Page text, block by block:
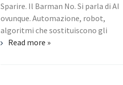
Sparire. Il Barman No. Si parla di AI
ovunque. Automazione, robot,
algoritmi che sostituiscono gli
Read more »